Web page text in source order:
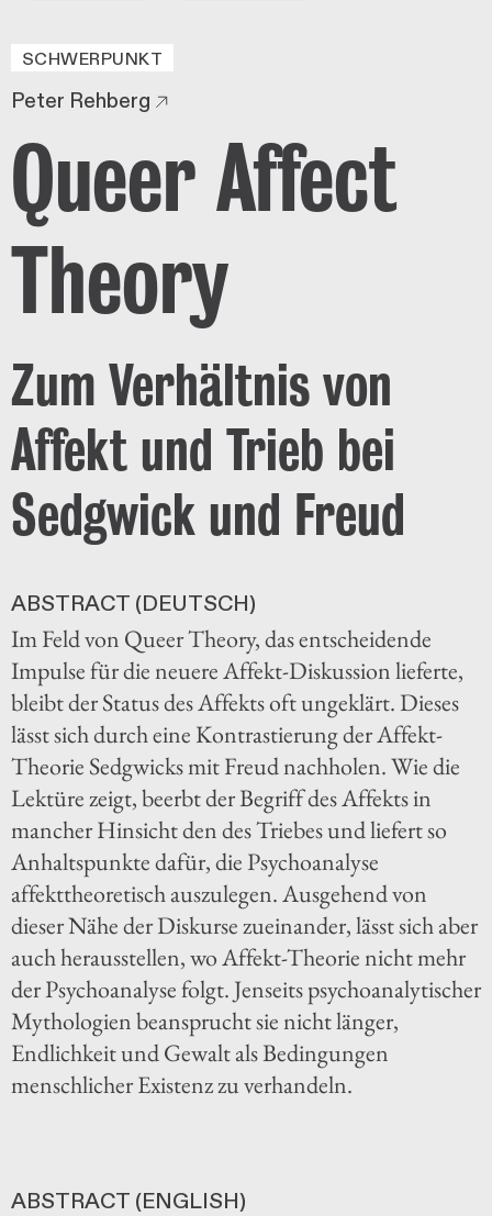
SCHWERPUNKT
Peter Rehberg
Queer Affect
Theory
Zum Verhältnis von
Affekt und Trieb bei
Sedgwick und Freud
ABSTRACT (DEUTSCH)
Im Feld von Queer Theory, das entscheidende
Impulse für die neuere Affekt-Diskussion lieferte,
bleibt der Status des Affekts oft ungeklärt. Dieses
lässt sich durch eine Kontrastierung der Affekt-
Theorie Sedgwicks mit Freud nachholen. Wie die
Lektüre zeigt, beerbt der Begriff des Affekts in
mancher Hinsicht den des Triebes und liefert so
Anhaltspunkte dafür, die Psychoanalyse
affekttheoretisch auszulegen. Ausgehend von
dieser Nähe der Diskurse zueinander, lässt sich aber
auch herausstellen, wo Affekt-Theorie nicht mehr
der Psychoanalyse folgt. Jenseits psychoanalytischer
Mythologien beansprucht sie nicht länger,
Endlichkeit und Gewalt als Bedingungen
menschlicher Existenz zu verhandeln.
ABSTRACT (ENGLISH)